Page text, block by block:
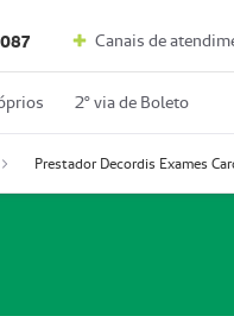
Canais de
2º via de Boleto